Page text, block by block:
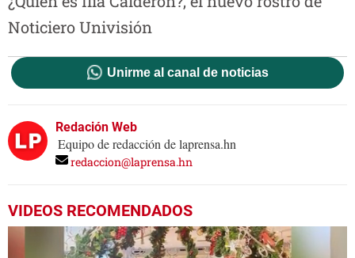
Noticiero Univisión
Unirme al canal de noticias
Redación Web
Equipo de redacción de laprensa.hn
redaccion@laprensa.hn
VIDEOS RECOMENDADOS